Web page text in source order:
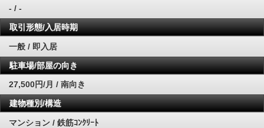
- / -
取引形態/入居時期
一般 / 即入居
駐車場/部屋の向き
27,500円/月 / 南向き
建物種別/構造
マンション / 鉄筋ｺﾝｸﾘｰﾄ